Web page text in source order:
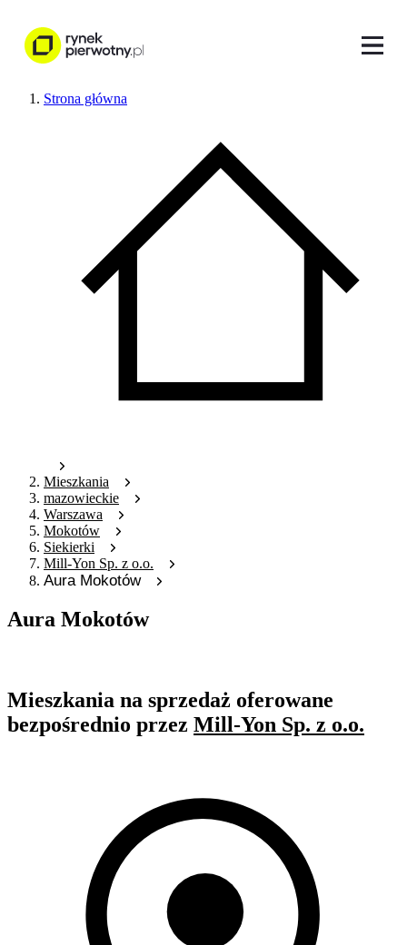
Strona główna
Mieszkania
mazowieckie
Warszawa
Mokotów
Siekierki
Mill-Yon Sp. z o.o.
Aura Mokotów
Aura Mokotów
Mieszkania na sprzedaż oferowane
bezpośrednio przez Mill-Yon Sp. z o.o.